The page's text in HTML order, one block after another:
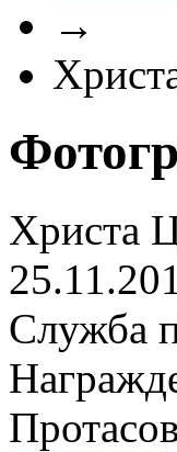
→
Христа
Служба